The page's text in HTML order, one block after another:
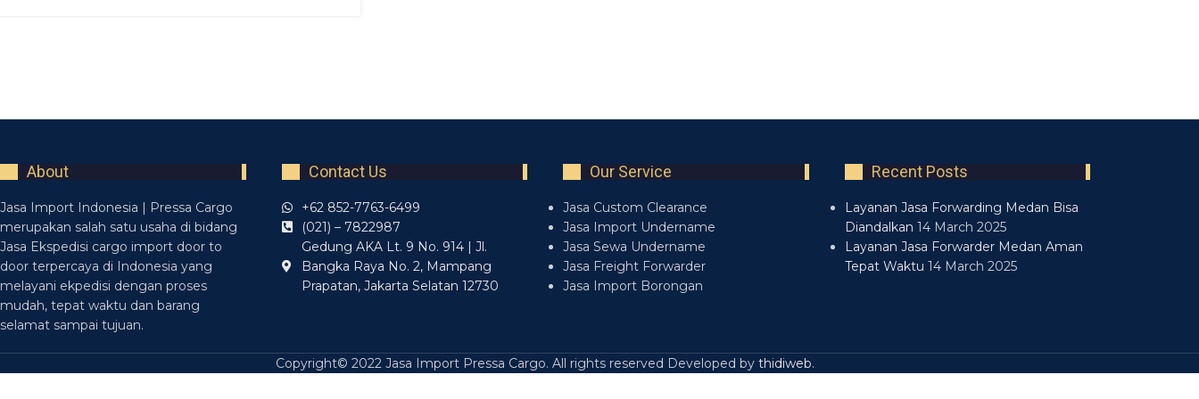
About
Jasa Import Indonesia | Pressa Cargo
merupakan salah satu usaha di bidang
Jasa Ekspedisi cargo import door to
door terpercaya di Indonesia yang
melayani ekpedisi dengan proses
mudah, tepat waktu dan barang
selamat sampai tujuan.
Contact Us
+62 852-7763-6499
(021) – 7822987
Gedung AKA Lt. 9 No. 914 | Jl.
Bangka Raya No. 2, Mampang
Prapatan, Jakarta Selatan 12730
Our Service
Jasa Custom Clearance
Jasa Import Undername
Jasa Sewa Undername
Jasa Freight Forwarder
Jasa Import Borongan
Recent Posts
Layanan Jasa Forwarding Medan Bisa
Diandalkan 14 March 2025
Layanan Jasa Forwarder Medan Aman
Tepat Waktu 14 March 2025
Copyright© 2022 Jasa Import Pressa Cargo. All rights reserved Developed by thidiweb.